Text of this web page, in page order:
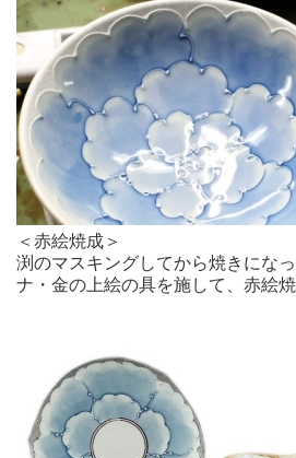
＜赤絵焼成＞
渕のマスキングしてから焼きにな
ナ・金の上絵の具を施して、赤絵焼